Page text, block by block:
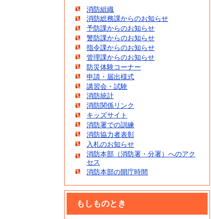
消防組織
消防総務課からのお知らせ
予防課からのお知らせ
警防課からのお知らせ
指令課からのお知らせ
管理課からのお知らせ
防災体験コーナー
申請・届出様式
講習会・試験
消防統計
消防関係リンク
キッズサイト
消防署での訓練
消防協力者表彰
入札のお知らせ
消防本部（消防署・分署）へのアク
セス
消防本部の開庁時間
もしものとき